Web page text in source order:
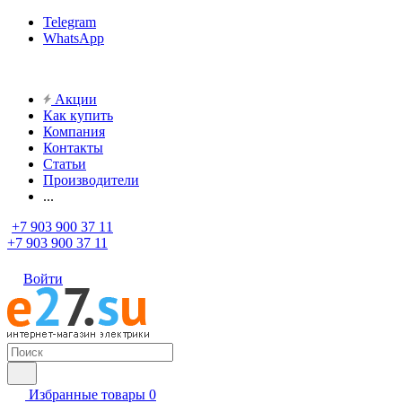
Telegram
WhatsApp
Акции
Как купить
Компания
Контакты
Статьи
Производители
...
+7 903 900 37 11
+7 903 900 37 11
Войти
Избранные товары 0